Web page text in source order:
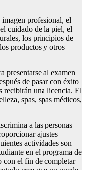
profesional, el
cuidado de la piel, el
los principios de
productos y otros
presentarse al examen
de pasar con éxito
recibirán una licencia. El
spas, spas médicos,
a las personas
ajustes
actividades son
en el programa de
con el fin de completar